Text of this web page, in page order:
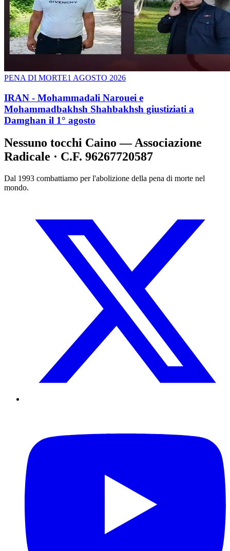
PENA DI MORTE1 AGOSTO 2026
IRAN - Mohammadali Narouei e
Mohammadbakhsh Shahbakhsh giustiziati a
Damghan il 1° agosto
Nessuno tocchi Caino — Associazione
Radicale · C.F. 96267720587
Dal 1993 combattiamo per l'abolizione della pena di morte nel
mondo.